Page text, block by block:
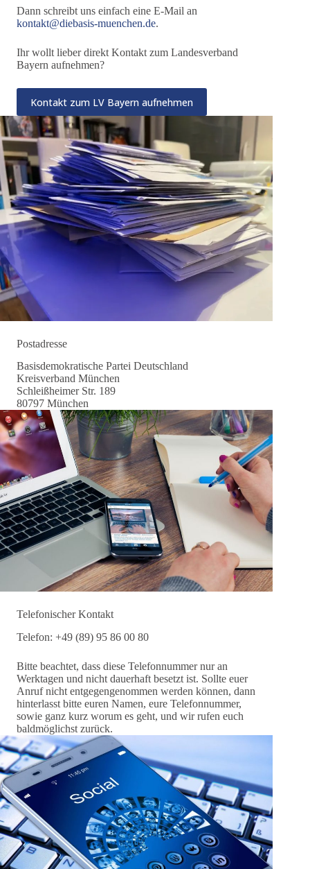
Dann schreibt uns einfach eine E-Mail an
kontakt@diebasis-muenchen.de.
Ihr wollt lieber direkt Kontakt zum Landesverband
Bayern aufnehmen?
Kontakt zum LV Bayern aufnehmen
Postadresse
Basisdemokratische Partei Deutschland
Kreisverband München
Schleißheimer Str. 189
80797 München
Telefonischer Kontakt
Telefon: +49 (89) 95 86 00 80
Bitte beachtet, dass diese Telefonnummer nur an
Werktagen und nicht dauerhaft besetzt ist. Sollte euer
Anruf nicht entgegengenommen werden können, dann
hinterlasst bitte euren Namen, eure Telefonnummer,
sowie ganz kurz worum es geht, und wir rufen euch
baldmöglichst zurück.